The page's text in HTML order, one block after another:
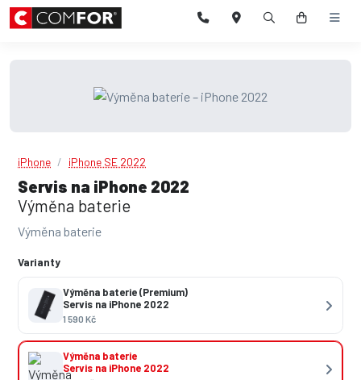
iPhone iPhone SE 2022
Servis na iPhone 2022
Výměna baterie
Výměna baterie
Varianty
Výměna baterie (Premium)
Servis na iPhone 2022
1 590 Kč
Výměna baterie
Servis na iPhone 2022